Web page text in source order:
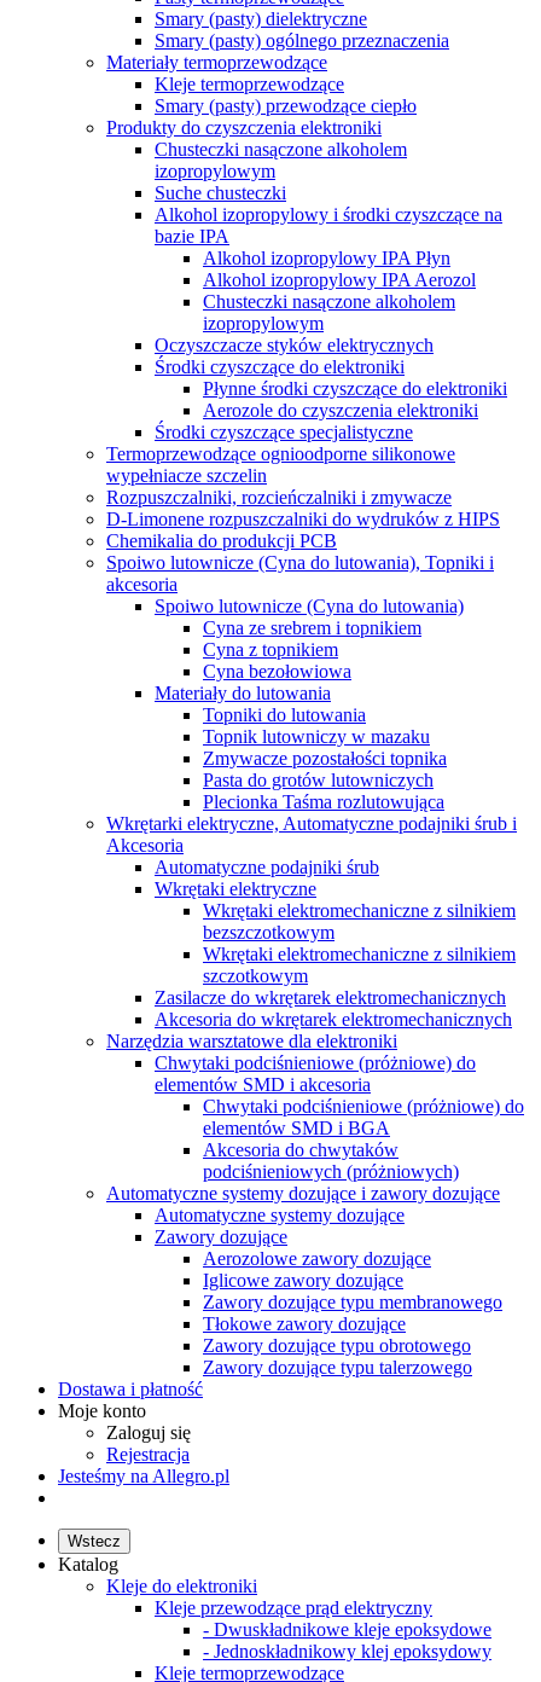
Smary (pasty) dielektryczne
Smary (pasty) ogólnego przeznaczenia
Materiały termoprzewodzące
Kleje termoprzewodzące
Smary (pasty) przewodzące ciepło
Produkty do czyszczenia elektroniki
Chusteczki nasączone alkoholem
izopropylowym
Suche chusteczki
Alkohol izopropylowy i środki czyszczące na
bazie IPA
Alkohol izopropylowy IPA Płyn
Alkohol izopropylowy IPA Aerozol
Chusteczki nasączone alkoholem
izopropylowym
Oczyszczacze styków elektrycznych
Środki czyszczące do elektroniki
Płynne środki czyszczące do elektroniki
Aerozole do czyszczenia elektroniki
Środki czyszczące specjalistyczne
Termoprzewodzące ognioodporne silikonowe
wypełniacze szczelin
Rozpuszczalniki, rozcieńczalniki i zmywacze
D-Limonene rozpuszczalniki do wydruków z HIPS
Chemikalia do produkcji PCB
Spoiwo lutownicze (Cyna do lutowania), Topniki i
akcesoria
Spoiwo lutownicze (Cyna do lutowania)
Cyna ze srebrem i topnikiem
Cyna z topnikiem
Cyna bezołowiowa
Materiały do lutowania
Topniki do lutowania
Topnik lutowniczy w mazaku
Zmywacze pozostałości topnika
Pasta do grotów lutowniczych
Plecionka Taśma rozlutowująca
Wkrętarki elektryczne, Automatyczne podajniki śrub i
Akcesoria
Automatyczne podajniki śrub
Wkrętaki elektryczne
Wkrętaki elektromechaniczne z silnikiem
bezszczotkowym
Wkrętaki elektromechaniczne z silnikiem
szczotkowym
Zasilacze do wkrętarek elektromechanicznych
Akcesoria do wkrętarek elektromechanicznych
Narzędzia warsztatowe dla elektroniki
Chwytaki podciśnieniowe (próżniowe) do
elementów SMD i akcesoria
Chwytaki podciśnieniowe (próżniowe) do
elementów SMD i BGA
Akcesoria do сhwytaków
podciśnieniowych (próżniowych)
Automatyczne systemy dozujące i zawory dozujące
Automatyczne systemy dozujące
Zawory dozujące
Aerozolowe zawory dozujące
Iglicowe zawory dozujące
Zawory dozujące typu membranowego
Tłokowe zawory dozujące
Zawory dozujące typu obrotowego
Zawory dozujące typu talerzowego
Dostawa i płatność
Moje konto
Zaloguj się
Rejestracja
Jesteśmy na Allegro.pl
Wstecz
Katalog
Kleje do elektroniki
Kleje przewodzące prąd elektryczny
- Dwuskładnikowe kleje epoksydowe
- Jednoskładnikowy klej epoksydowy
Kleje termoprzewodzące